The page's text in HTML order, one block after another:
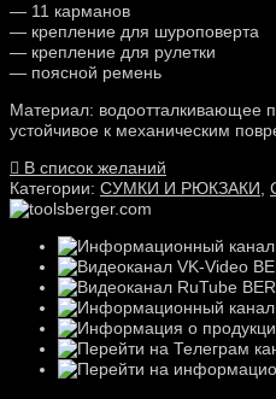
— 11 карманов
— крепление для шуроповерта
— крепление для рулетки
— поясной ремень
Материал: водоотталкивающее
устойчивое к механическим
В список желаний
Категории: СУМКИ И РЮКЗАКИ